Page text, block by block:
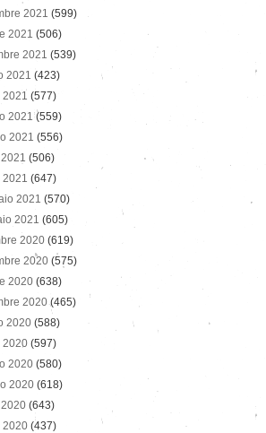
2021 (599)
2021 (506)
2021 (539)
2021 (423)
2021 (577)
2021(559)
2021 (556)
(506)
2021 (647)
2021 (570)
2021 (605)
2020 (619)
2020 (575)
2020 (638)
2020(465)
2020 (588)
2020 (597)
2020 (580)
2020 (618)
(643)
2020 (437)